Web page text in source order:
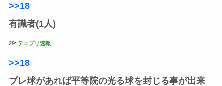
>>18
有識者(1人)
29: テニプリ速報
>>18
ブレ球があれば平等院の光る球を封じる事が出来